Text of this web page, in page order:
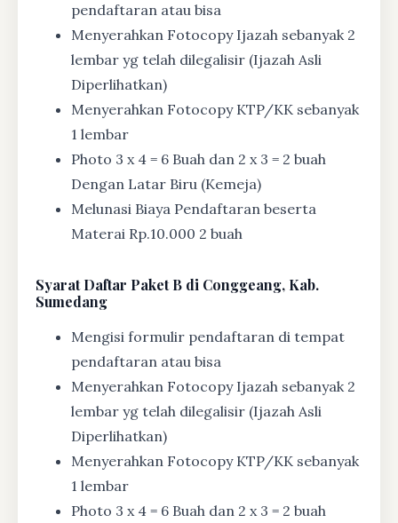
pendaftaran atau bisa
Menyerahkan Fotocopy Ijazah sebanyak 2
lembar yg telah dilegalisir (Ijazah Asli
Diperlihatkan)
Menyerahkan Fotocopy KTP/KK sebanyak
1 lembar
Photo 3 x 4 = 6 Buah dan 2 x 3 = 2 buah
Dengan Latar Biru (Kemeja)
Melunasi Biaya Pendaftaran beserta
Materai Rp.10.000 2 buah
SyaratDaftar Paket B di Conggeang, Kab.
Sumedang
Mengisi formulir pendaftaran di tempat
pendaftaran atau bisa
Menyerahkan Fotocopy Ijazah sebanyak 2
lembar yg telah dilegalisir (Ijazah Asli
Diperlihatkan)
Menyerahkan Fotocopy KTP/KK sebanyak
1 lembar
Photo 3 x 4 = 6 Buah dan 2 x 3 = 2 buah